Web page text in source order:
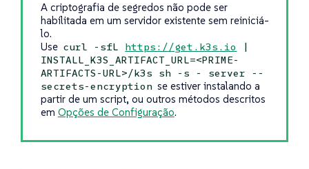
A criptografia de segredos não pode ser
habilitada em um servidor existente sem reiniciá-
lo.
Use curl -sfL https://get.k3s.io
|
INSTALL_K3S_ARTIFACT_URL=<PRIME-
ARTIFACTS-URL>/k3s sh -s - server --
secrets-encryption se estiver instalando a
partir de um script, ou outros métodos descritos
em Opções de Configuração.